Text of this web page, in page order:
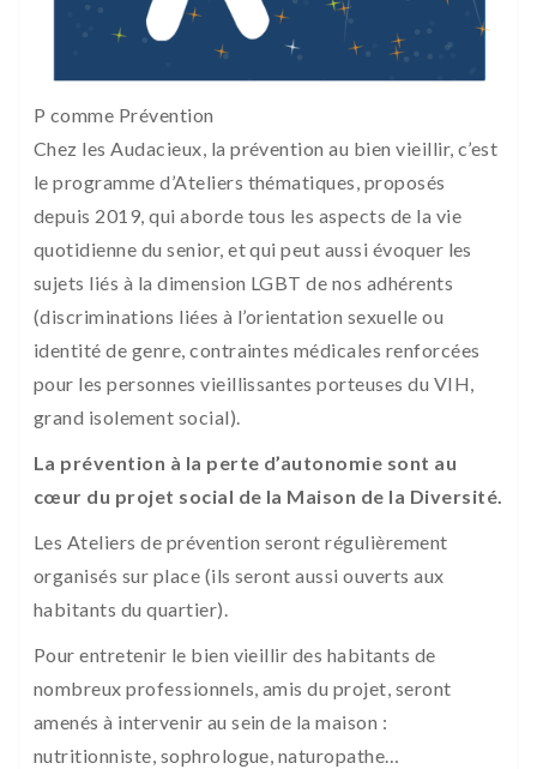
P comme Prévention
Chez les Audacieux, la prévention au bien vieillir, c’est
le programme d’Ateliers thématiques, proposés
depuis 2019, qui aborde tous les aspects de la vie
quotidienne du senior, et qui peut aussi évoquer les
sujets liés à la dimension LGBT de nos adhérents
(discriminations liées à l’orientation sexuelle ou
identité de genre, contraintes médicales renforcées
pour les personnes vieillissantes porteuses du VIH,
grand isolement social).
La prévention à la perte d’autonomie sont au
cœur du projet social de la Maison de la Diversité.
Les Ateliers de prévention seront régulièrement
organisés sur place (ils seront aussi ouverts aux
habitants du quartier).
Pour entretenir le bien vieillir des habitants de
nombreux professionnels, amis du projet, seront
amenés à intervenir au sein de la maison :
nutritionniste, sophrologue, naturopathe…